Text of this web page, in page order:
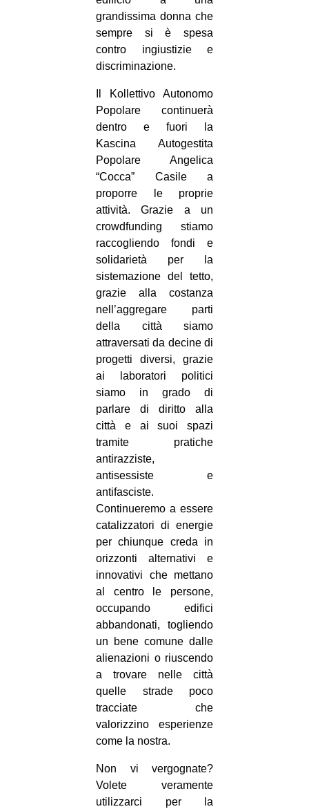
grandissima donna che
sempre si è spesa
contro ingiustizie e
discriminazione.
Il Kollettivo Autonomo
Popolare continuerà
dentro e fuori la
Kascina Autogestita
Popolare Angelica
“Cocca” Casile a
proporre le proprie
attività. Grazie a un
crowdfunding stiamo
raccogliendo fondi e
solidarietà per la
sistemazione del tetto,
grazie alla costanza
nell’aggregare parti
della città siamo
attraversati da decine di
progetti diversi, grazie
ai laboratori politici
siamo in grado di
parlare di diritto alla
città e ai suoi spazi
tramite pratiche
antirazziste,
antisessiste e
antifasciste.
Continueremo a essere
catalizzatori di energie
per chiunque creda in
orizzonti alternativi e
innovativi che mettano
al centro le persone,
occupando edifici
abbandonati, togliendo
un bene comune dalle
alienazioni o riuscendo
a trovare nelle città
quelle strade poco
tracciate che
valorizzino esperienze
come la nostra.
Non vi vergognate?
Volete veramente
utilizzarci per la